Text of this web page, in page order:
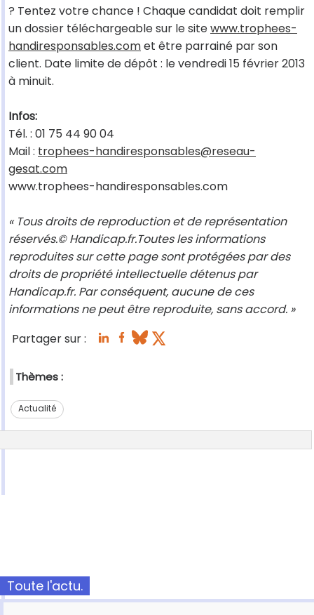
? Tentez votre chance ! Chaque candidat doit remplir
un dossier téléchargeable sur le sitewww.trophees-
handiresponsables.comet être parrainé par son
client. Date limite de dépôt : le vendredi 15 février 2013
à minuit.
Infos:
Tél. : 01 75 44 90 04
Mail : trophees-handiresponsables@reseau-
gesat.com
www.trophees-handiresponsables.com
« Tous droits de reproduction et de représentation
réservés.© Handicap.fr.Toutes les informations
reproduites sur cette page sont protégées par des
droits de propriété intellectuelle détenus par
Handicap.fr. Par conséquent, aucune de ces
informations ne peut être reproduite, sans accord. »
Partager sur :
Thèmes :
Actualité
Toute l'actu.